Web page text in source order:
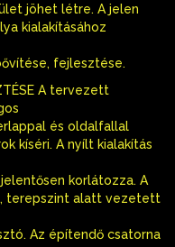
jöhet létre. A jelen
kialakításához
fejlesztése.
A tervezett
és oldalfallal
kíséri. A nyílt kialakítás
korlátozza. A
terepszint alatt vezetett
Az építendő csatorna